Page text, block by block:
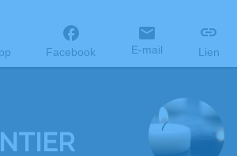
Facebook E-mail Lien